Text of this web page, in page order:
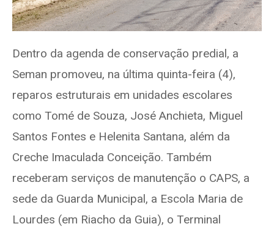
Dentro da agenda de conservação predial, a
Seman promoveu, na última quinta-feira (4),
reparos estruturais em unidades escolares
como Tomé de Souza, José Anchieta, Miguel
Santos Fontes e Helenita Santana, além da
Creche Imaculada Conceição. Também
receberam serviços de manutenção o CAPS, a
sede da Guarda Municipal, a Escola Maria de
Lourdes (em Riacho da Guia), o Terminal